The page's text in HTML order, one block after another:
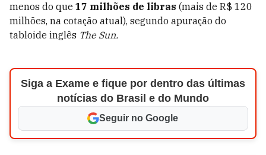
menos do que 17 milhões de libras (mais de R$ 120
milhões, na cotação atual), segundo apuração do
tabloide inglês The Sun.
Siga a Exame e fique por dentro das últimas
notícias do Brasil e do Mundo
Seguir no Google